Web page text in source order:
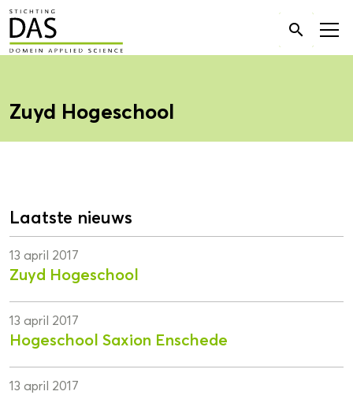
Zoek
naar:

Zuyd Hogeschool
Laatste nieuws
13 april 2017
Zuyd Hogeschool
13 april 2017
Hogeschool Saxion Enschede
13 april 2017